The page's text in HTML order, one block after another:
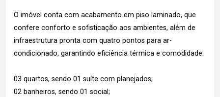
O imóvel conta com acabamento em piso laminado, que
confere conforto e sofisticação aos ambientes, além de
infraestrutura pronta com quatro pontos para ar-
condicionado, garantindo eficiência térmica e comodidade.
03 quartos, sendo 01 suíte com planejados;
02 banheiros, sendo 01 social;